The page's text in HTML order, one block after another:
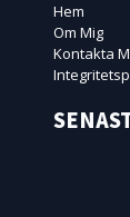
Hem
Om Mig
Kontakta